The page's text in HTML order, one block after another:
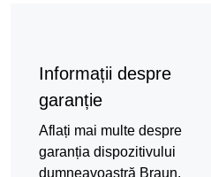
Informații despre
garanție
Aflați mai multe despre
garanția dispozitivului
dumneavoastră Braun.